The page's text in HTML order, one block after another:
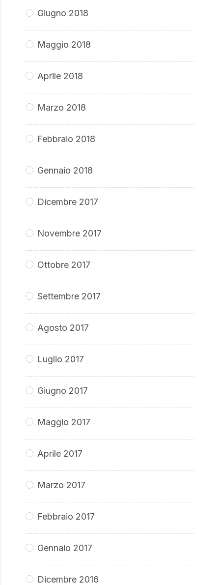
Giugno 2018
Maggio 2018
Aprile 2018
Marzo 2018
Febbraio 2018
Gennaio 2018
Dicembre 2017
Novembre 2017
Ottobre 2017
Settembre 2017
Agosto 2017
Luglio 2017
Giugno 2017
Maggio 2017
Aprile 2017
Marzo 2017
Febbraio 2017
Gennaio 2017
Dicembre 2016